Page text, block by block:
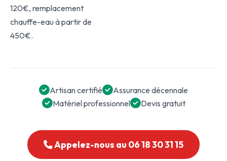
120€, remplacement
chauffe-eau à partir de
450€.
Artisan certifié
Assurance décennale
Matériel professionnel
Devis gratuit
Appelez-nous au 06 18 30 31 15